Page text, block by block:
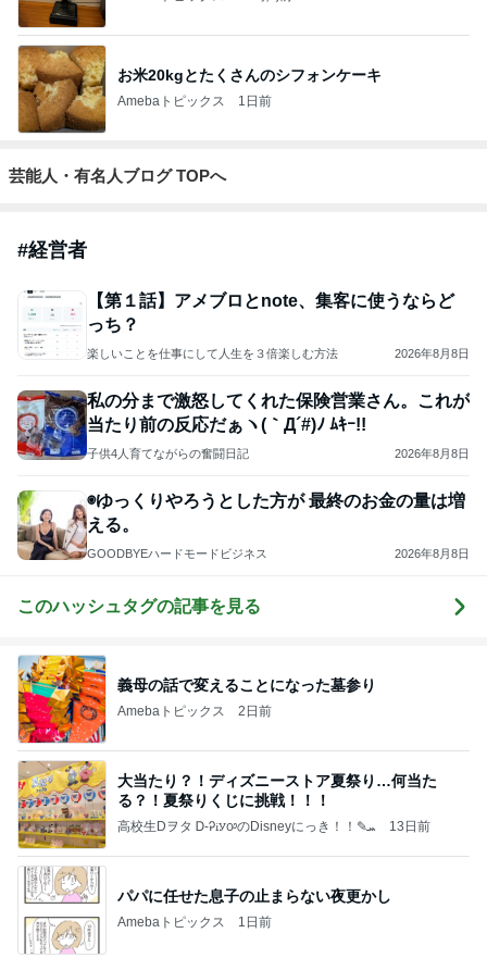
お米20kgとたくさんのシフォンケーキ
Amebaトピックス 1日前
芸能人・有名人ブログ TOPへ
#経営者
【第１話】アメブロとnote、集客に使うならど
っち？
楽しいことを仕事にして人生を３倍楽しむ方法 2026年8月8日
私の分まで激怒してくれた保険営業さん。これが
当たり前の反応だぁヽ(｀Д´#)ﾉ ﾑｷｰ!!
子供4人育てながらの奮闘日記 2026年8月8日
◉ゆっくりやろうとした方が 最終のお金の量は増
える。
GOODBYEハードモードビジネス 2026年8月8日
このハッシュタグの記事を見る
義母の話で変えることになった墓参り
Amebaトピックス 2日前
大当たり？！ディズニーストア夏祭り…何当た
る？！夏祭りくじに挑戦！！！
高校生Dヲタ Ꭰ-ᎮꭵꭹꭴのDisneyにっき！！✎ܚ 13日前
パパに任せた息子の止まらない夜更かし
Amebaトピックス 1日前